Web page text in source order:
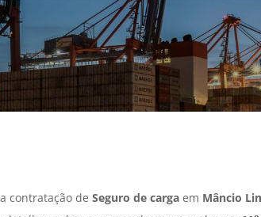
contratação de Seguro de cargaem Mâncio